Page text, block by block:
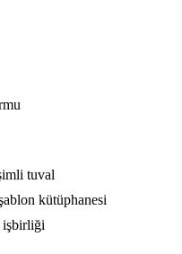
tuval
kütüphanesi
işbirliği